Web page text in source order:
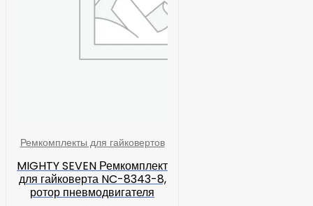
Ремкомплекты для гайковертов
MIGHTY SEVEN Ремкомплект
для гайковерта NC-8343-8,
ротор пневмодвигателя